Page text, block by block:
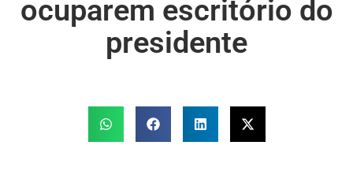
ocuparem escritório do
presidente